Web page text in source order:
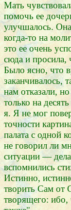
Мать
помочь ее
улучшалось.
когда-то на
это ее очень
сюда и просила,
Было ясно, что
заканчивалось,
нам отказали,
только на
я. Я не мог
точности
палата с одной
не говорил ли
ситуации —
вспомнились
Истинно,
творить Сам от
творящего: